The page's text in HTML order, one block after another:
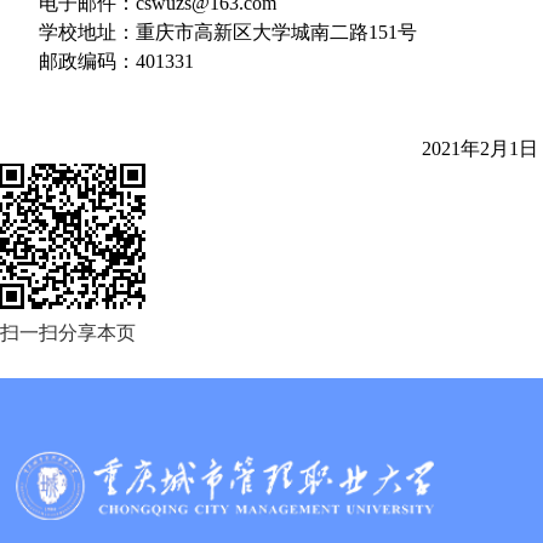
学校地址：重庆市高新区大学城南二路151号
邮政编码： 401331
2021年2 月 1 日
扫一扫分享本页